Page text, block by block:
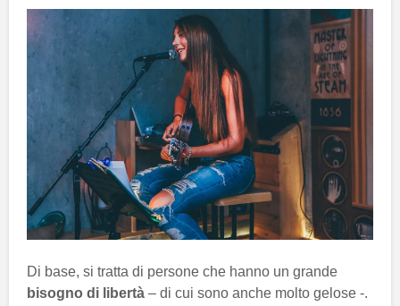
Di base, si tratta di persone che hanno un grande
bisogno di libertà – di cui sono anche molto gelose -.